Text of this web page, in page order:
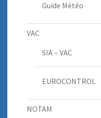
Guide Météo
VAC
SIA – VAC
EUROCONTROL
NOTAM